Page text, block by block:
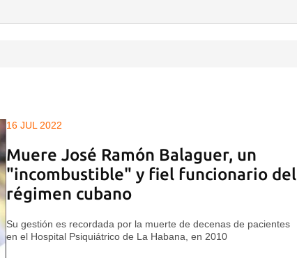
16 JUL 2022
Muere José Ramón Balaguer, un
"incombustible" y fiel funcionario del
régimen cubano
Su gestión es recordada por la muerte de decenas de pacientes
en el Hospital Psiquiátrico de La Habana, en 2010